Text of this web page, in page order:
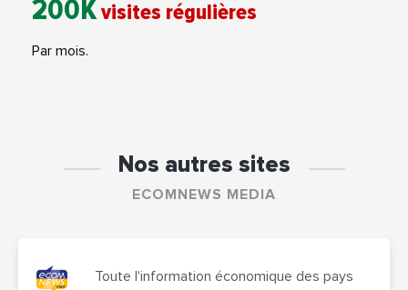
200Kvisites régulières
Par mois.
Nos autres sites
ECOMNEWS MEDIA
Toute l'information économique des pays